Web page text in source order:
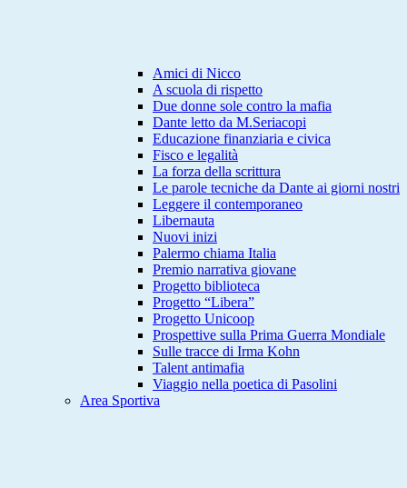
Amici di Nicco
A scuola di rispetto
Due donne sole contro la mafia
Dante letto da M.Seriacopi
Educazione finanziaria e civica
Fisco e legalità
La forza della scrittura
Le parole tecniche da Dante ai giorni nostri
Leggere il contemporaneo
Libernauta
Nuovi inizi
Palermo chiama Italia
Premio narrativa giovane
Progetto biblioteca
Progetto “Libera”
Progetto Unicoop
Prospettive sulla Prima Guerra Mondiale
Sulle tracce di Irma Kohn
Talent antimafia
Viaggio nella poetica di Pasolini
Area Sportiva